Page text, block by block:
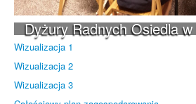
Dyżury Radnych Osiedla
Wizualizacja 1
Wizualizacja 2
Wizualizacja 3